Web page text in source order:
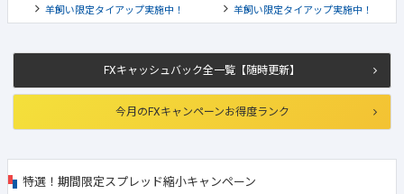
FXキャッシュバック全一覧【随時更新】
今月のFXキャンペーンお得度ランク
特選！期間限定スプレッド縮小キャンペーン
羊飼い限定タイアップ実施中！ 羊飼い限定タイアップ実施中！